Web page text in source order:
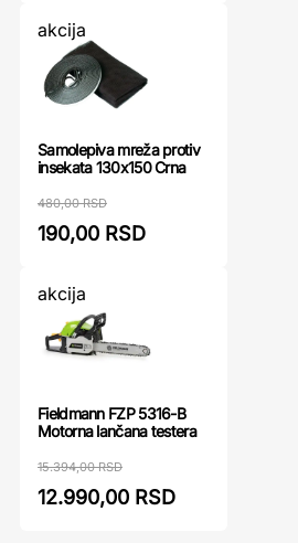
akcija
Samolepiva mreža protiv
insekata 130x150 Crna
480,00 RSD
190,00 RSD
akcija
Fieldmann FZP 5316-B
Motorna lančana testera
15.394,00 RSD
12.990,00 RSD